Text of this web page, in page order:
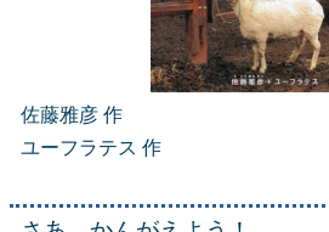
佐藤雅彦 作
ユーフラテス 作